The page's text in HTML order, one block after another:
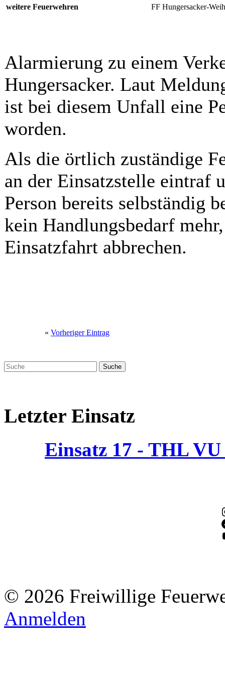
weitere Feuerwehren FF Hungersacker-
Alarmierung zu einem
Hungersacker. Laut
ist bei diesem Unfall eine
worden.
Als die örtlich zuständige
an der Einsatzstelle eintraf
Person bereits selbständig
kein Handlungsbedarf
Einsatzfahrt abbrechen.
« Vorheriger Eintrag
Letzter Einsatz
Einsatz 17 - THL
© 2026 Freiwillige
Anmelden